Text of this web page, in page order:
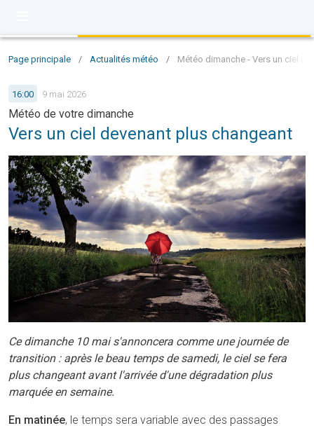
Page principale / Actualités météo / Météo dimanche - Vers un ciel
16:00 9 mai 2026
Météo de votre dimanche
Vers un ciel devenant plus changeant
Ce dimanche 10 mai s'annoncera comme une journée de
transition : après le beau temps de samedi, le ciel se fera
plus changeant avant l'arrivée d'une dégradation plus
marquée en semaine.
En matinée, le temps sera variable avec des passages